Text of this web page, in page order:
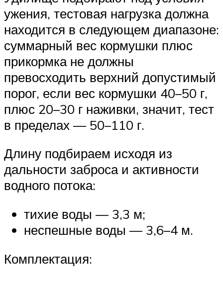
ужения, тестовая нагрузка должна
находится в следующем диапазоне:
суммарный вес кормушки плюс
прикормка не должны
превосходить верхний допустимый
порог, если вес кормушки 40–50 г,
плюс 20–30 г наживки, значит, тест
в пределах — 50–110 г.
Длину подбираем исходя из
дальности заброса и активности
водного потока:
тихие воды — 3,3 м;
неспешные воды — 3,6–4 м.
Комплектация: